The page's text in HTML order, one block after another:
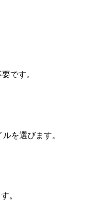
です。
を選びます。
。